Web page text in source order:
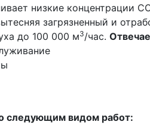
низкие концентрации
загрязненный и
до 100 000 м3/час.
следующим видом работ: